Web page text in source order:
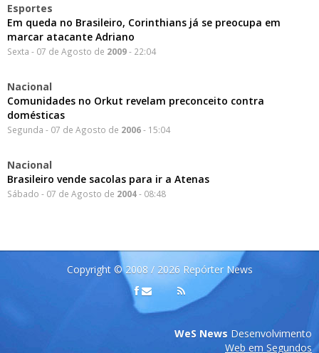
Esportes
Em queda no Brasileiro, Corinthians já se preocupa em
marcar atacante Adriano
Sexta - 07 de Agosto de 2009- 22:04
Nacional
Comunidades no Orkut revelam preconceito contra
domésticas
Segunda - 07 de Agosto de 2006- 15:04
Nacional
Brasileiro vende sacolas para ir a Atenas
Sábado - 07 de Agosto de 2004- 08:48
Copyright © 2008 / 2026 Repórter News
WeS News Desenvolvimento
Web em Segundos